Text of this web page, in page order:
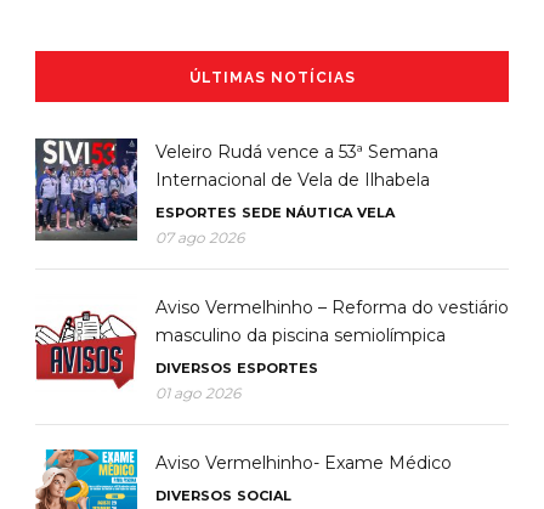
ÚLTIMAS NOTÍCIAS
Veleiro Rudá vence a 53ª Semana
Internacional de Vela de Ilhabela
ESPORTES SEDE NÁUTICA VELA
07 ago 2026
Aviso Vermelhinho – Reforma do vestiário
masculino da piscina semiolímpica
DIVERSOS ESPORTES
01 ago 2026
Aviso Vermelhinho- Exame Médico
DIVERSOS SOCIAL